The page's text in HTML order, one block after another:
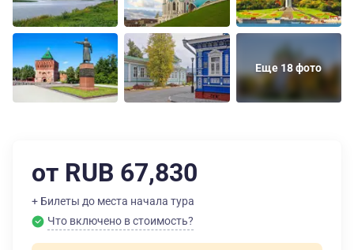
Еще 18 фото
от RUB 67,830
+ Билеты до места начала тура
Что включено в стоимость?